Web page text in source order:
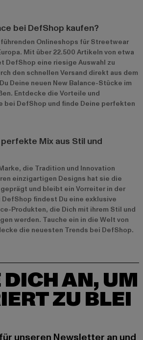
bei DefShop kaufen?
Onlineshops für Streetwear
Mit über 22.500 Artikeln von etwa
DefShop eine riesige Auswahl zu
den schnellen Versand direkt aus dem
Deine neuen New Balance-Stücke im
Entdecke die Vorteile und
bei DefShop und finde Deine perfekten
Mix aus Stil und
die Tradition und Innovation
einzigartigen Designs hat sie die
und bleibt ein Vorreiter in der
findest Du eine exklusive
Produkten, die Dich mit ihrem Stil und
werden. Tauche ein in die Welt von
die neuesten Trends bei DefShop.
AN, UM
ZU BLEI